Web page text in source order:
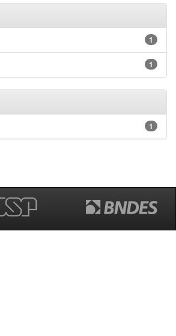
1
1
1